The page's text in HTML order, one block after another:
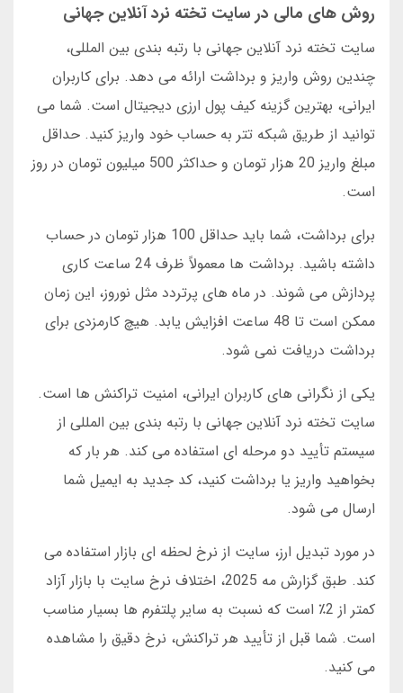
روش های مالی در سایت تخته نرد آنلاین جهانی
سایت تخته نرد آنلاین جهانی با رتبه بندی بین المللی،
چندین روش واریز و برداشت ارائه می دهد. برای کاربران
ایرانی، بهترین گزینه کیف پول ارزی دیجیتال است. شما می
توانید از طریق شبکه تتر به حساب خود واریز کنید. حداقل
مبلغ واریز 20 هزار تومان و حداکثر 500 میلیون تومان در روز
است.
برای برداشت، شما باید حداقل 100 هزار تومان در حساب
داشته باشید. برداشت ها معمولاً ظرف 24 ساعت کاری
پردازش می شوند. در ماه های پرتردد مثل نوروز، این زمان
ممکن است تا 48 ساعت افزایش یابد. هیچ کارمزدی برای
برداشت دریافت نمی شود.
یکی از نگرانی های کاربران ایرانی، امنیت تراکنش ها است.
سایت تخته نرد آنلاین جهانی با رتبه بندی بین المللی از
سیستم تأیید دو مرحله ای استفاده می کند. هر بار که
بخواهید واریز یا برداشت کنید، کد جدید به ایمیل شما
ارسال می شود.
در مورد تبدیل ارز، سایت از نرخ لحظه ای بازار استفاده می
کند. طبق گزارش مه 2025، اختلاف نرخ سایت با بازار آزاد
کمتر از 2٪ است که نسبت به سایر پلتفرم ها بسیار مناسب
است. شما قبل از تأیید هر تراکنش، نرخ دقیق را مشاهده
می کنید.